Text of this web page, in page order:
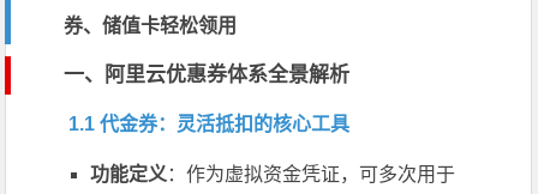
券、储值卡轻松领用
一、阿里云优惠券体系全景解析
1.1 代金券：灵活抵扣的核心工具
功能定义 ：作为虚拟资金凭证，可多次用于